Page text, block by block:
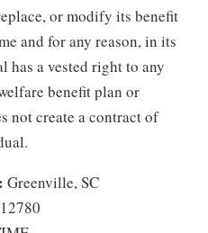
or modify its benefit
and for any reason, in its
a vested right to any
benefit plan or
not create a contract of
Greenville, SC